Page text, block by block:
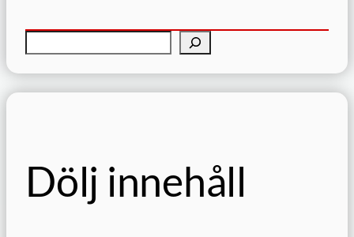
ö
Dölj innehåll